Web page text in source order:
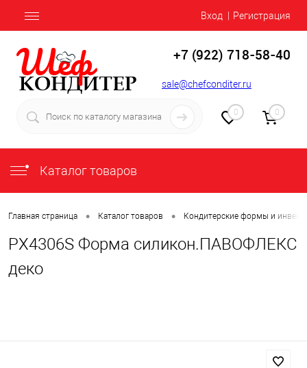
Вход Регистрация
+7 (922) 718-58-40
sale@chefconditer.ru
0 0
Каталог товаров
Главная страница • Каталог товаров • Кондитерские формы и
PX4306S Форма силикон.ПАВОФЛЕКС
деко